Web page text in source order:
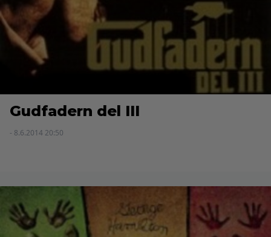
Gudfadern del III
- 8.6.2014 20:50